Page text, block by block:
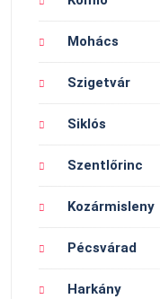
Mohács
Szigetvár
Siklós
Szentlőrinc
Kozármisleny
Pécsvárad
Harkány